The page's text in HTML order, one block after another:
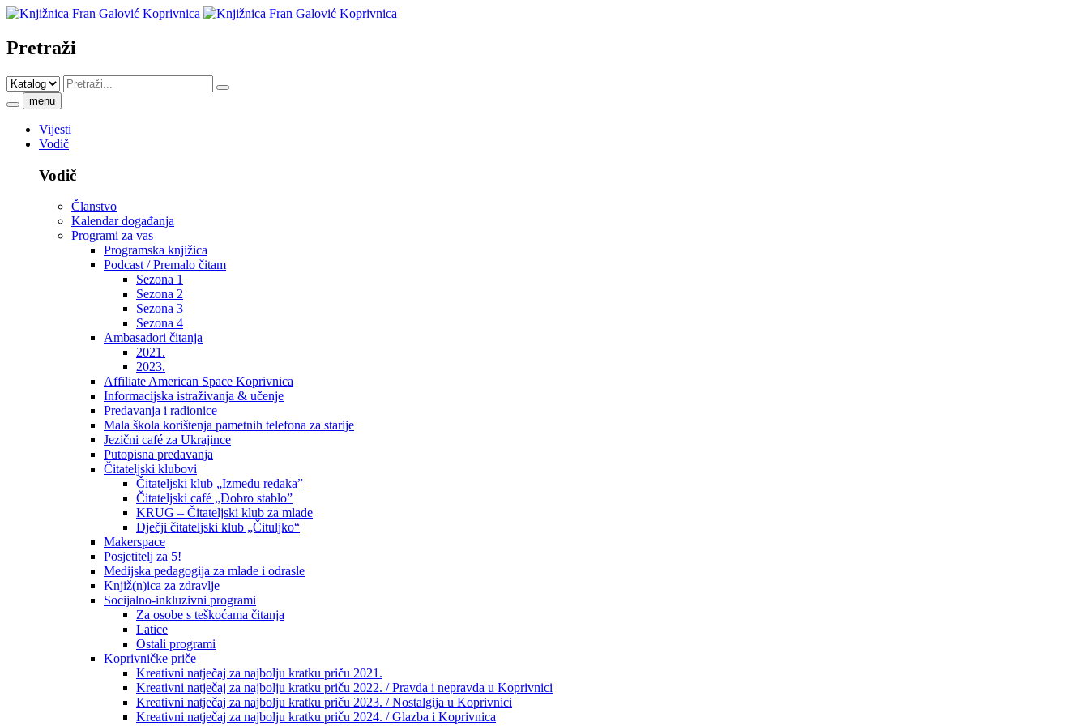
Pretraži
menu
Vijesti
Vodič
Vodič
Članstvo
Kalendar događanja
Programi za vas
Programska knjižica
Podcast / Premalo čitam
Sezona 1
Sezona 2
Sezona 3
Sezona 4
Ambasadori čitanja
2021.
2023.
Affiliate American Space Koprivnica
Informacijska istraživanja & učenje
Predavanja i radionice
Mala škola korištenja pametnih telefona za starije
Jezični café za Ukrajince
Putopisna predavanja
Čitateljski klubovi
Čitateljski klub „Između redaka”
Čitateljski café „Dobro stablo”
KRUG – Čitateljski klub za mlade
Dječji čitateljski klub „Čituljko“
Makerspace
Posjetitelj za 5!
Medijska pedagogija za mlade i odrasle
Knjiž(n)ica za zdravlje
Socijalno-inkluzivni programi
Za osobe s teškoćama čitanja
Latice
Ostali programi
Koprivničke priče
Kreativni natječaj za najbolju kratku priču 2021.
Kreativni natječaj za najbolju kratku priču 2022. / Pravda i nepravda u Koprivnici
Kreativni natječaj za najbolju kratku priču 2023. / Nostalgija u Koprivnici
Kreativni natječaj za najbolju kratku priču 2024. / Glazba i Koprivnica